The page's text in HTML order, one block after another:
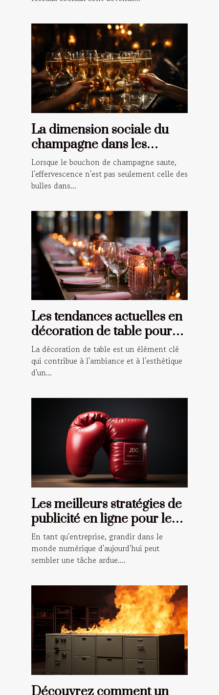
La dimension sociale du
champagne dans les
célébrations et les rituels
Lorsque le bouchon de champagne saute,
l'effervescence n'est pas seulement celle des
bulles dans...
Les tendances actuelles en
décoration de table pour
les événements spéciaux
La décoration de table est un élément clé
qui contribue à l'ambiance et à l'esthétique
d'un...
Les meilleurs stratégies de
publicité en ligne pour les
petites entreprises
En tant qu'entreprise, grandir dans le
monde numérique d'aujourd'hui peut
sembler une tâche ardue....
Découvrez comment un